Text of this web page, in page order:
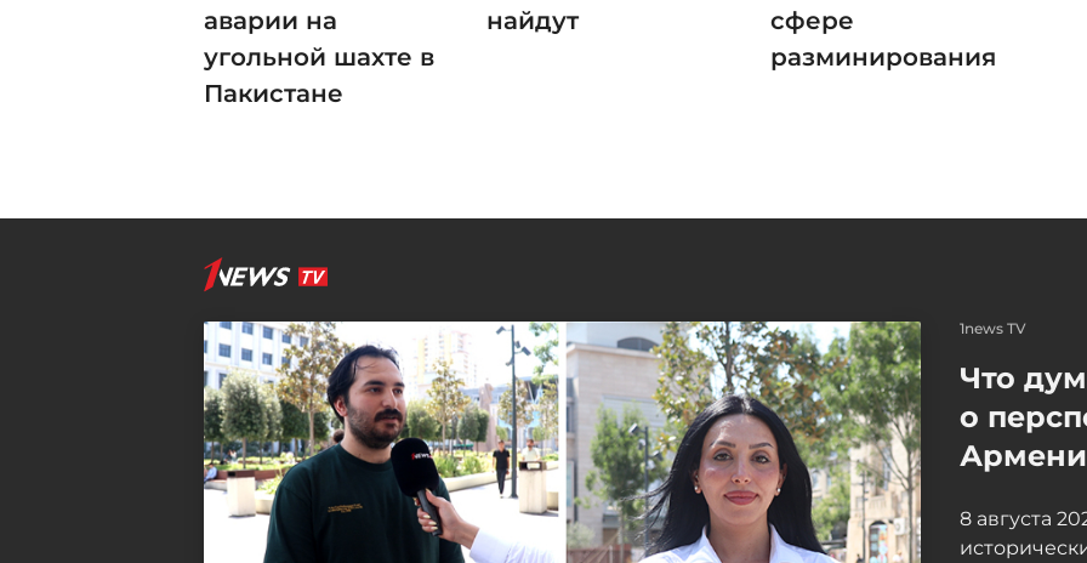
аварии на
угольной шахте в
Пакистане
найдут
сфере
разминирования
1news TV
Что
о
8 августа